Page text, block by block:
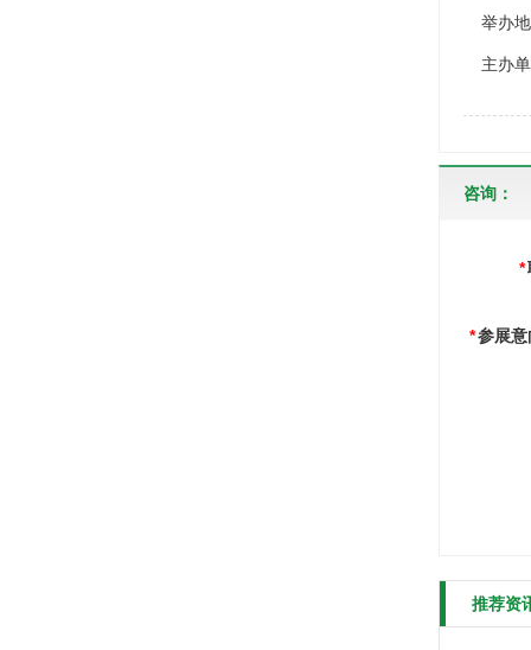
举办
主办
咨询：
*
*参展
推荐资